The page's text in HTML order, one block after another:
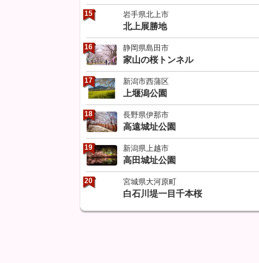
15 岩手県北上市
北上展勝地
16 静岡県島田市
家山の桜トンネル
17 新潟市西蒲区
上堰潟公園
18 長野県伊那市
高遠城址公園
19 新潟県上越市
高田城址公園
20 宮城県大河原町
白石川堤一目千本桜